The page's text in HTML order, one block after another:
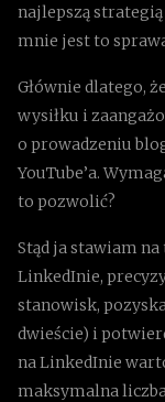
najlepszą
mnie jest to
Głównie dlatego,
wysiłku i
o prowadzeniu
YouTube’a.
to pozwolić?
Stąd ja stawiam
LinkedInie,
stanowisk,
dwieście) i
na LinkedInie
maksymalna